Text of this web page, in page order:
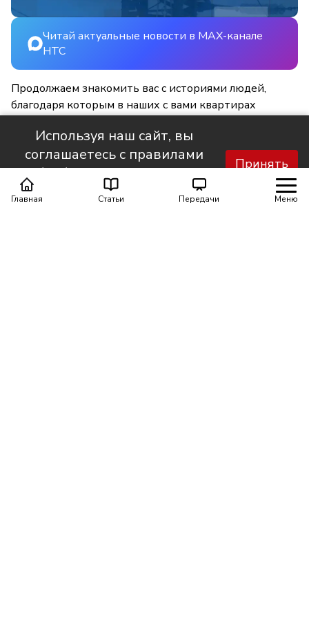
Главная Статьи Передачи Меню
Читай актуальные новости в MAX-канале
НТС
Продолжаем знакомить вас с историями людей,
благодаря которым в наших с вами квартирах
Используя наш сайт, вы
соглашаетесь с правилами
обработки персональных
данных.
Принять